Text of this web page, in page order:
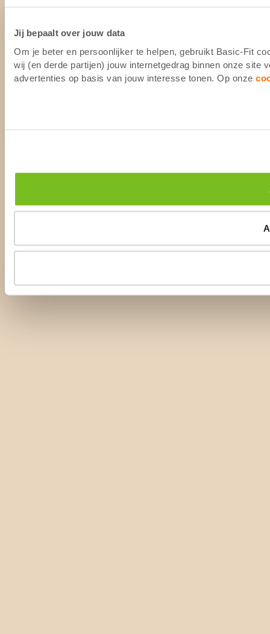
Jij bepaalt over jouw data
Om je beter en persoonlijker te helpen, gebruikt Basic-Fit
wij (en derde partijen) jouw internetgedrag binnen onze site
advertenties op basis van jouw interesse tonen. Op onze